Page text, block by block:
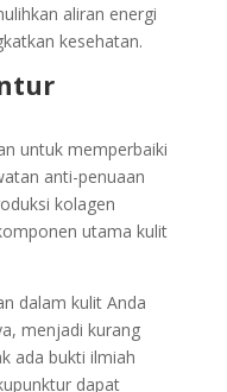
aliran energi
kesehatan.
untuk memperbaiki
anti-penuaan
kolagen
utama kulit
dalam kulit Anda
menjadi kurang
ada bukti ilmiah
dapat